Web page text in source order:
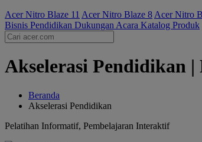
Acer Nitro Blaze 11 Acer Nitro Blaze 8 Acer Nitro
Bisnis Pendidikan Dukungan Acara Katalog Produk
Akselerasi Pendidikan
Beranda
Akselerasi Pendidikan
Pelatihan Informatif, Pembelajaran Interaktif